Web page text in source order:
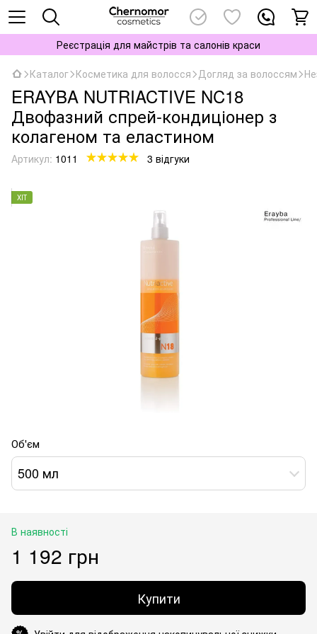
Реєстрація для майстрів та салонів краси
Каталог Косметика для волосся Догляд за волоссям
ERAYBA NUTRIACTIVE NC18
Двофазний спрей-кондиціонер з
колагеном та еластином
Артикул: 1011 3 відгуки
ХІТ
Об'єм
500 мл
В наявності
1 192 грн
Купити